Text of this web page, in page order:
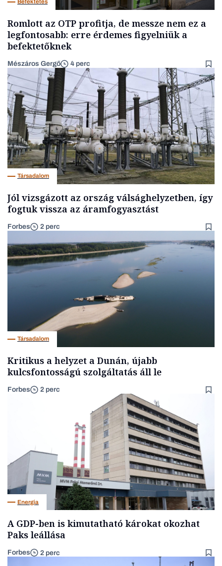
Befektetés
Romlott az OTP profitja, de messze nem ez a
legfontosabb: erre érdemes figyelniük a
befektetőknek
Mészáros Gergő 4 perc
Társadalom
Jól vizsgázott az ország válsághelyzetben, így
fogtuk vissza az áramfogyasztást
Forbes 2 perc
Társadalom
Kritikus a helyzet a Dunán, újabb
kulcsfontosságú szolgáltatás áll le
Forbes 2 perc
Energia
A GDP-ben is kimutatható károkat okozhat
Paks leállása
Forbes 2 perc